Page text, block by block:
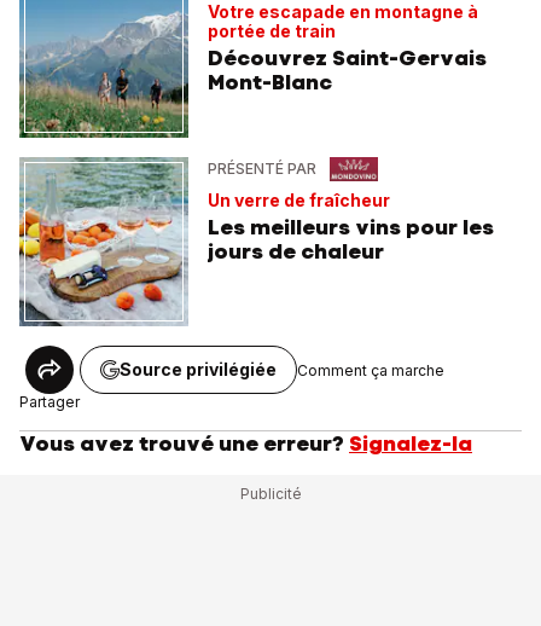
Votre escapade en montagne à
portée de train
Découvrez Saint-Gervais
Mont-Blanc
PRÉSENTÉ PAR
Un verre de fraîcheur
Les meilleurs vins pour les
jours de chaleur
Partager
Source privilégiée Comment ça marche
Vous avez trouvé une erreur? Signalez-la